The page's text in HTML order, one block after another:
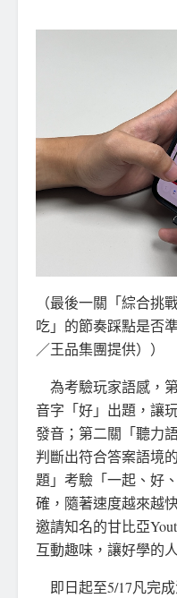
（最後一關「綜合挑
吃」的節奏踩點是否
／王品集團提供））
為考驗玩家語感，
音字「好」出題，讓
發音；第二關「聽力
判斷出符合答案語境
題」考驗「一起、好
確，隨著速度越來越
邀請知名的甘比亞
互動趣味，讓好學的
即日起至5/17凡完